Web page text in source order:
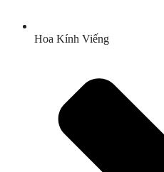
Hoa Kính Viếng